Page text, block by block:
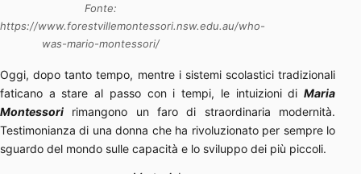
Fonte:
https://www.forestvillemontessori.nsw.edu.au/who-
was-mario-montessori/
Oggi, dopo tanto tempo, mentre i sistemi scolastici tradizionali
faticano a stare al passo con i tempi, le intuizioni di Maria
Montessori rimangono un faro di straordinaria modernità.
Testimonianza di una donna che ha rivoluzionato per sempre lo
sguardo del mondo sulle capacità e lo sviluppo dei più piccoli.